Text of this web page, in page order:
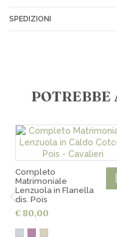
Tessuto
SPEDIZIONI
€ 7,00 in tutta Italia
€ 10,00 per le isole
€ 18,00 in Europa
Spedizioni gratuite per
Completo
Matrimoniale
Lenzuola in Flanella
dis. Pois
€ 80,00